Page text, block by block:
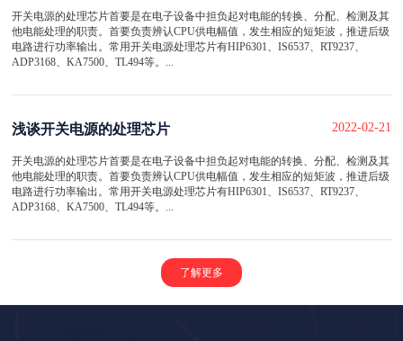
开关电源的处理芯片首要是在电子设备中担负起对电能的转换、分配、检测及其
他电能处理的职责。首要负责辨认CPU供电幅值，发生相应的短矩波，推进后级
电路进行功率输出。常用开关电源处理芯片有HIP6301、IS6537、RT9237、
ADP3168、KA7500、TL494等。...
浅谈开关电源的处理芯片 2022-02-21
开关电源的处理芯片首要是在电子设备中担负起对电能的转换、分配、检测及其
他电能处理的职责。首要负责辨认CPU供电幅值，发生相应的短矩波，推进后级
电路进行功率输出。常用开关电源处理芯片有HIP6301、IS6537、RT9237、
ADP3168、KA7500、TL494等。...
了解更多